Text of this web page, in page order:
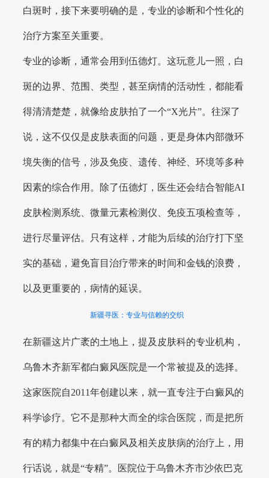
白斑时，接下来要明确的是，专业的诊断和个性化的
治疗方案至关重要。
专业的诊断，通常会用到伍德灯。这玩意儿一照，白
斑的边界、范围、类型，甚至病情的活动性，都能看
得清清楚楚，就像给皮肤拍了一个“X光片”。往深了
说，这不仅仅是皮肤表面的问题，更是身体内部微环
境失衡的信号，涉及免疫、遗传、神经、环境等多种
因素的综合作用。除了伍德灯，医生还会结合智能AI
皮肤检测系统、微量元素检测仪、免疫五项检查等，
进行尽量评估。只有这样，才能为后续的治疗打下坚
实的基础，避免盲目治疗带来的时间和金钱的浪费，
以及更重要的，病情的延误。
新疆寻医：专业与信赖的交织
在新疆这片广袤的土地上，提及皮肤科的专业机构，
乌鲁木齐新军都白癜风医院是一个常被提及的选择。
这家医院自2011年创建以来，就一直专注于白癜风的
科学诊疗。它不是那种大而全的综合医院，而是把所
有的精力都集中在白癜风及相关皮肤病的治疗上，用
行话说，就是“专精”。医院位于乌鲁木齐市沙依巴克